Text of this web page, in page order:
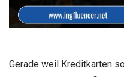
Gerade weil Kreditkarten